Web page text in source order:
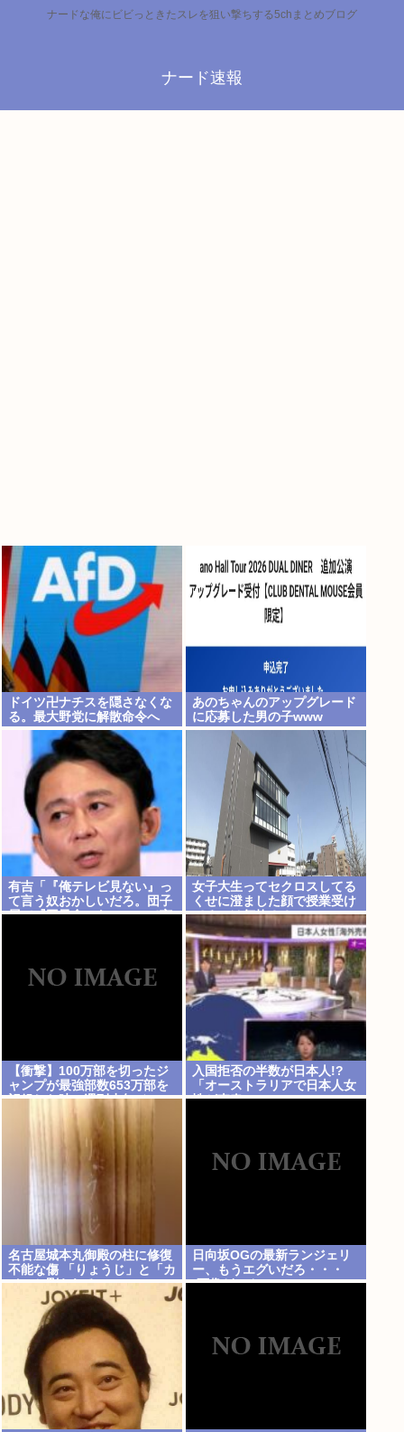
ナードな俺にビビっときたスレを狙い撃ちする5chまとめブログ
ナード速報
ドイツ卍ナチスを隠さなくな
る。最大野党に解散命令へ
あのちゃんのアップグレード
に応募した男の子www
有吉「『俺テレビ見ない』っ
て言う奴おかしいだろ。団子
屋で『団子食べない』って言
女子大生ってセクロスしてる
くせに澄ました顔で授業受け
てるのは何故？？
【衝撃】100万部を切ったジ
ャンプが最強部数653万部を
記録した時の週刊少年ジャン
プの面子がヤバすぎる
入国拒否の半数が日本人!?
「オーストラリアで日本人女
性が売春」
名古屋城本丸御殿の柱に修復
不能な傷 「りょうじ」と「カ
イ」と彫られる
日向坂OGの最新ランジェリ
ー、もうエグいだろ・・・
(画像どーん)